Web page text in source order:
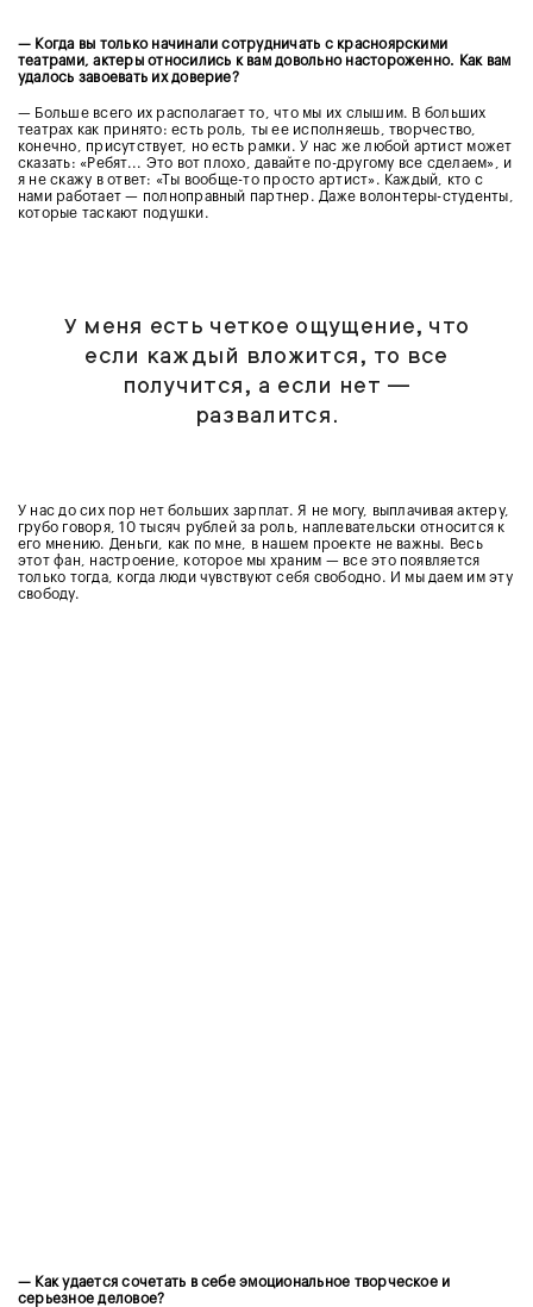
— Когда вы только начинали сотрудничать с красноярскими
театрами, актеры относились к вам довольно настороженно. Как вам
удалось завоевать их доверие?
— Больше всего их располагает то, что мы их слышим. В больших
театрах как принято: есть роль, ты ее исполняешь, творчество,
конечно, присутствует, но есть рамки. У нас же любой артист может
сказать: «Ребят... Это вот плохо, давайте по-другому все сделаем», и
я не скажу в ответ: «Ты вообще-то просто артист». Каждый, кто с
нами работает — полноправный партнер. Даже волонтеры-студенты,
которые таскают подушки.
У меня есть четкое ощущение, что
если каждый вложится, то все
получится, а если нет —
развалится.
У нас до сих пор нет больших зарплат. Я не могу, выплачивая актеру,
грубо говоря, 10 тысяч рублей за роль, наплевательски относится к
его мнению. Деньги, как по мне, в нашем проекте не важны. Весь
этот фан, настроение, которое мы храним — все это появляется
только тогда, когда люди чувствуют себя свободно. И мы даем им эту
свободу.
— Как удается сочетать в себе эмоциональное творческое и
серьезное деловое?